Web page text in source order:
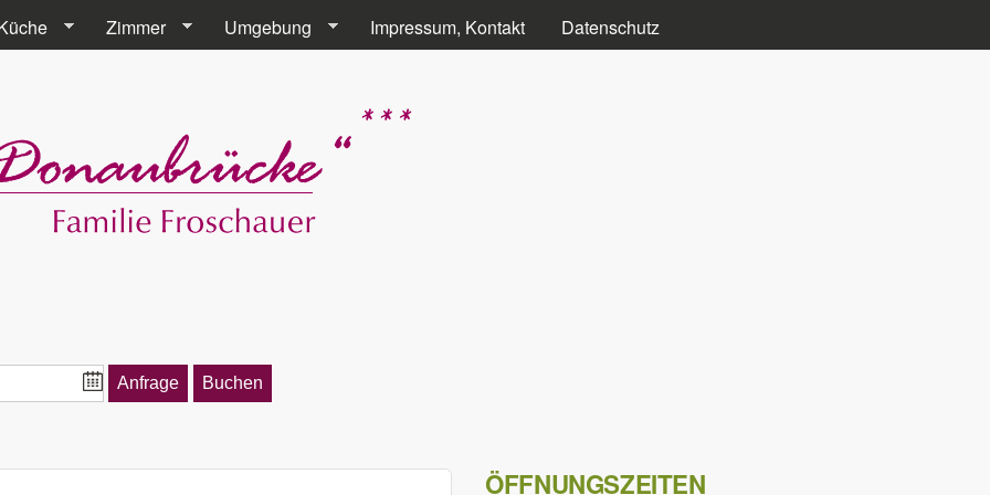
Direkt zum Inhalt
Zimmer Umgebung Impressum, Kontakt Datenschutz
ÖFFNUNGSZEITEN